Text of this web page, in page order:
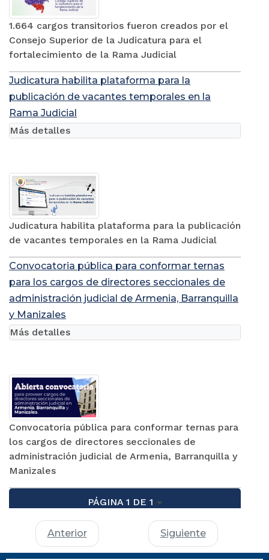
1.664 cargos transitorios fueron creados por el
Consejo Superior de la Judicatura para el
fortalecimiento de la Rama Judicial
Judicatura habilita plataforma para la
publicación de vacantes temporales en la
Rama Judicial
Judicatura habilita plataforma para la publicación
de vacantes temporales en la Rama Judicial
Más detalles
Convocatoria pública para conformar ternas
para los cargos de directores seccionales de
administración judicial de Armenia, Barranquilla
y Manizales
Convocatoria pública para conformar ternas para
los cargos de directores seccionales de
administración judicial de Armenia, Barranquilla y
Manizales
Más detalles
PÁGINA 1 DE 1
Anterior Siguiente